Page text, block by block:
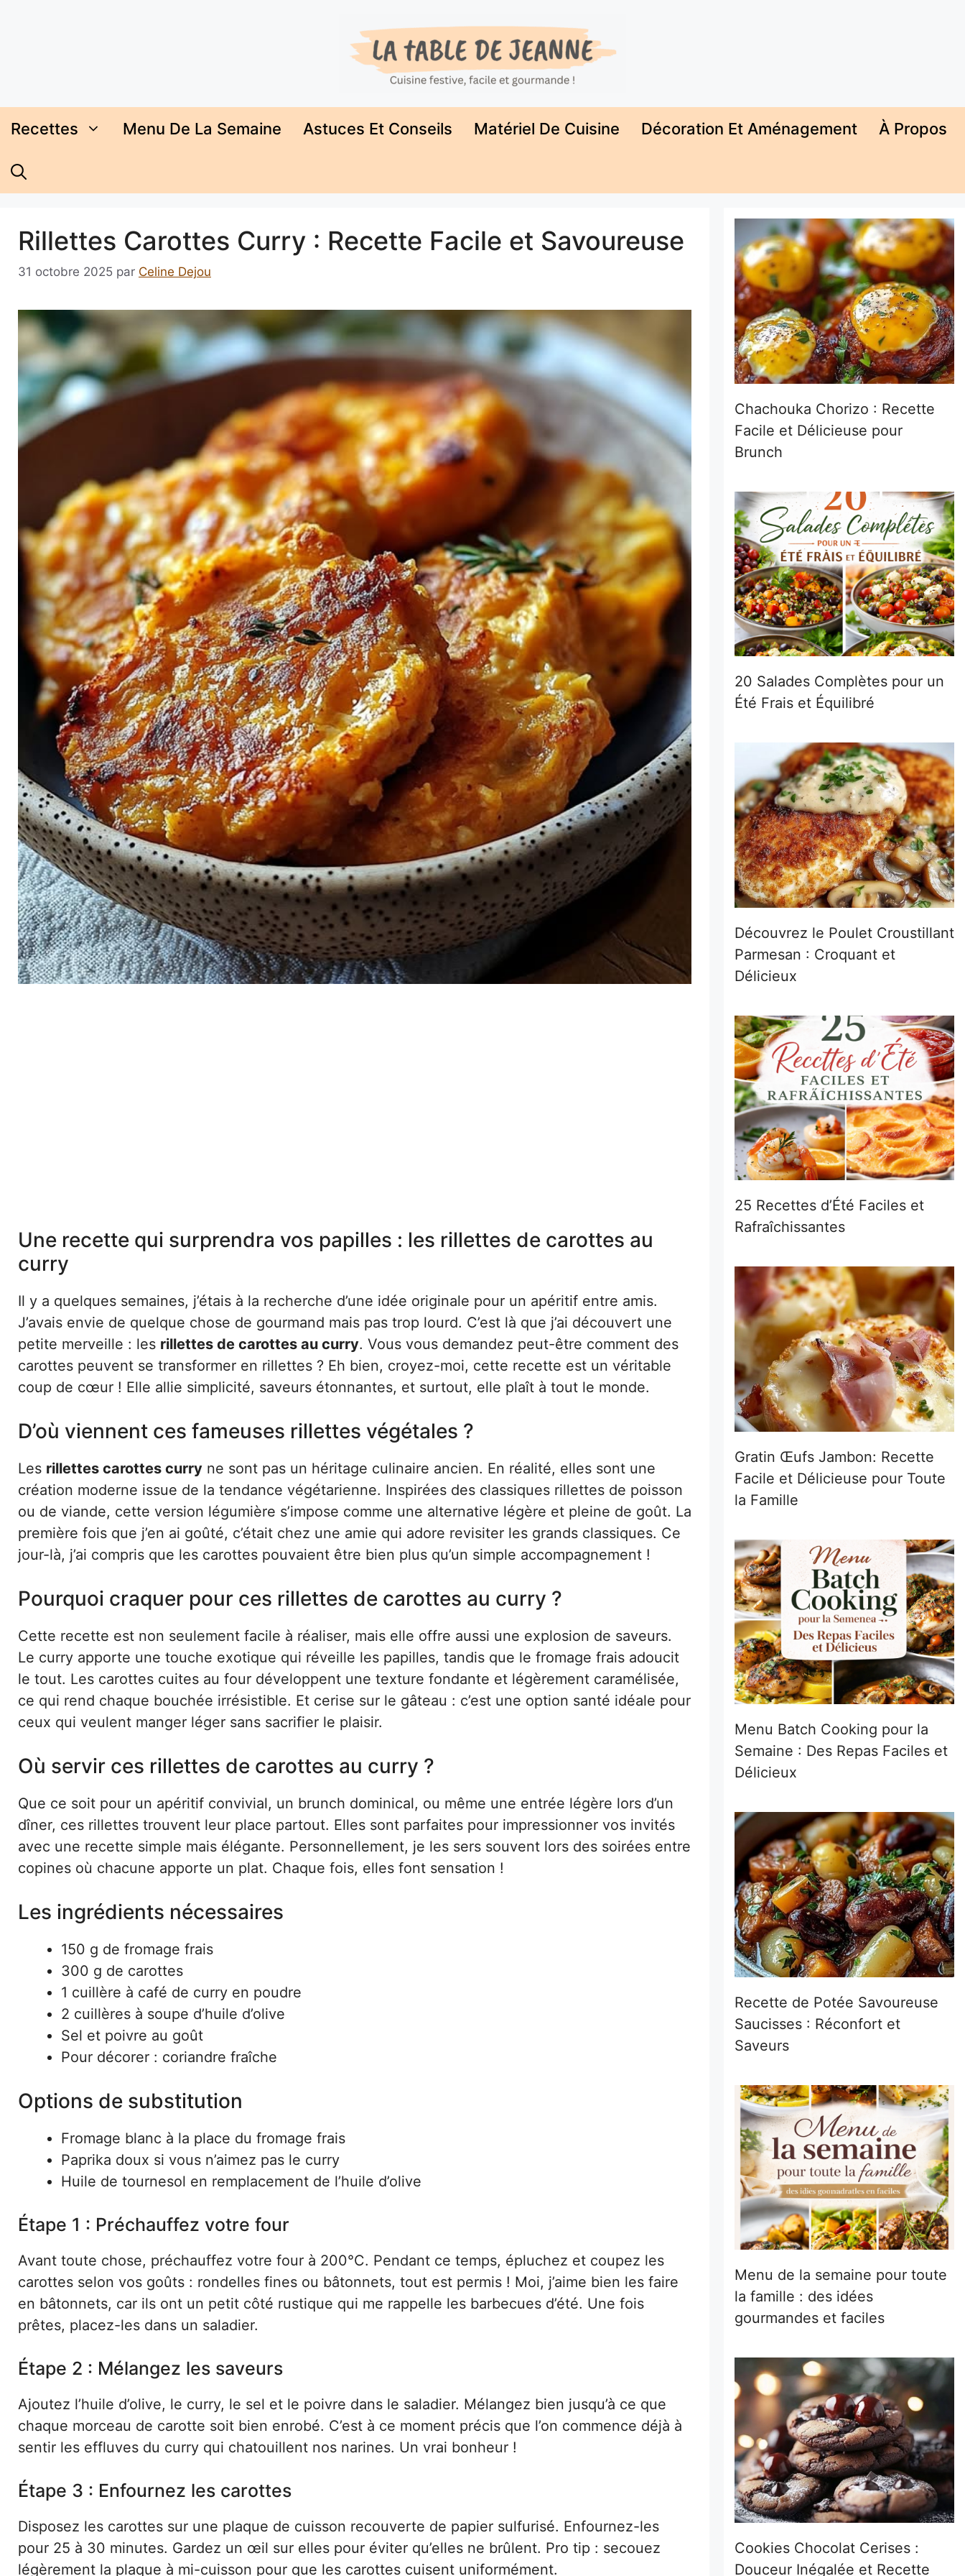
Recettes Menu De La Semaine Astuces Et Conseils Matériel De Cuisine Décoration Et Aménagement À Propos
Rillettes Carottes Curry : Recette Facile et Savoureuse
31 octobre 2025 par Celine Dejou
Une recette qui surprendra vos papilles : les rillettes de carottes au
curry
Il y a quelques semaines, j’étais à la recherche d’une idée originale pour un apéritif entre amis.
J’avais envie de quelque chose de gourmand mais pas trop lourd. C’est là que j’ai découvert une
petite merveille : les rillettes de carottes au curry. Vous vous demandez peut-être comment des
carottes peuvent se transformer en rillettes ? Eh bien, croyez-moi, cette recette est un véritable
coup de cœur ! Elle allie simplicité, saveurs étonnantes, et surtout, elle plaît à tout le monde.
D’où viennent ces fameuses rillettes végétales ?
Les rillettes carottes curry ne sont pas un héritage culinaire ancien. En réalité, elles sont une
création moderne issue de la tendance végétarienne. Inspirées des classiques rillettes de poisson
ou de viande, cette version légumière s’impose comme une alternative légère et pleine de goût. La
première fois que j’en ai goûté, c’était chez une amie qui adore revisiter les grands classiques. Ce
jour-là, j’ai compris que les carottes pouvaient être bien plus qu’un simple accompagnement !
Pourquoi craquer pour ces rillettes de carottes au curry ?
Cette recette est non seulement facile à réaliser, mais elle offre aussi une explosion de saveurs.
Le curry apporte une touche exotique qui réveille les papilles, tandis que le fromage frais adoucit
le tout. Les carottes cuites au four développent une texture fondante et légèrement caramélisée,
ce qui rend chaque bouchée irrésistible. Et cerise sur le gâteau : c’est une option santé idéale pour
ceux qui veulent manger léger sans sacrifier le plaisir.
Où servir ces rillettes de carottes au curry ?
Que ce soit pour un apéritif convivial, un brunch dominical, ou même une entrée légère lors d’un
dîner, ces rillettes trouvent leur place partout. Elles sont parfaites pour impressionner vos invités
avec une recette simple mais élégante. Personnellement, je les sers souvent lors des soirées entre
copines où chacune apporte un plat. Chaque fois, elles font sensation !
Les ingrédients nécessaires
150 g de fromage frais
300 g de carottes
1 cuillère à café de curry en poudre
2 cuillères à soupe d’huile d’olive
Sel et poivre au goût
Pour décorer : coriandre fraîche
Options de substitution
Fromage blanc à la place du fromage frais
Paprika doux si vous n’aimez pas le curry
Huile de tournesol en remplacement de l’huile d’olive
Étape 1 : Préchauffez votre four
Avant toute chose, préchauffez votre four à 200°C. Pendant ce temps, épluchez et coupez les
carottes selon vos goûts : rondelles fines ou bâtonnets, tout est permis ! Moi, j’aime bien les faire
en bâtonnets, car ils ont un petit côté rustique qui me rappelle les barbecues d’été. Une fois
prêtes, placez-les dans un saladier.
Étape 2 : Mélangez les saveurs
Ajoutez l’huile d’olive, le curry, le sel et le poivre dans le saladier. Mélangez bien jusqu’à ce que
chaque morceau de carotte soit bien enrobé. C’est à ce moment précis que l’on commence déjà à
sentir les effluves du curry qui chatouillent nos narines. Un vrai bonheur !
Étape 3 : Enfournez les carottes
Disposez les carottes sur une plaque de cuisson recouverte de papier sulfurisé. Enfournez-les
pour 25 à 30 minutes. Gardez un œil sur elles pour éviter qu’elles ne brûlent. Pro tip : secouez
légèrement la plaque à mi-cuisson pour que les carottes cuisent uniformément.
Chachouka Chorizo : Recette
Facile et Délicieuse pour
Brunch
20 Salades Complètes pour un
Été Frais et Équilibré
Découvrez le Poulet Croustillant
Parmesan : Croquant et
Délicieux
25 Recettes d’Été Faciles et
Rafraîchissantes
Gratin Œufs Jambon: Recette
Facile et Délicieuse pour Toute
la Famille
Menu Batch Cooking pour la
Semaine : Des Repas Faciles et
Délicieux
Recette de Potée Savoureuse
Saucisses : Réconfort et
Saveurs
Menu de la semaine pour toute
la famille : des idées
gourmandes et faciles
Cookies Chocolat Cerises :
Douceur Inégalée et Recette